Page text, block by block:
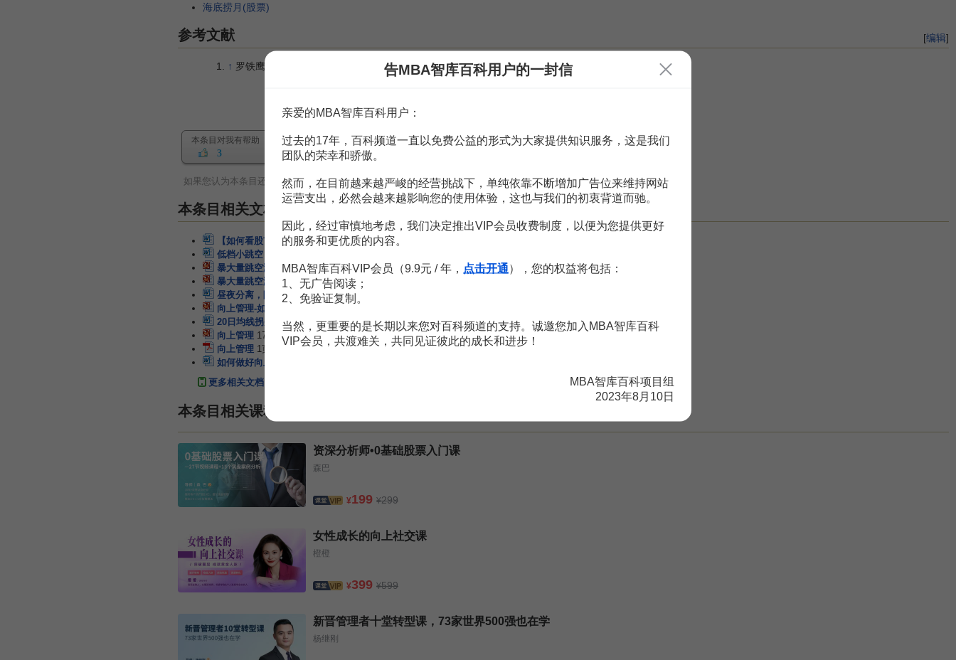
海底捞月(股票)
[编辑]
参考文献
↑ 罗铁鹰.价量分析 四维K线谱[M].上海交通大学出版社,2007.04
本条目对我有帮助
3 赏 MBA智库APP
如果您认为本条目还有待完善，需要补充新内容或修改错误内容，请编辑条目或投诉举报。
本条目相关文档
【如何看股市k线图】三种常见跳空k线形态
低档小跳空
暴大量跳空涨长上影线卖出法 23页
暴大量跳空涨长上影线卖出法 23页
昼夜分离，隔夜跳空与日内反转选股因子.docx
向上管理-如何向上沟通
20日均线拐头向上才是发动大行情的标志 1页
向上管理 17页
向上管理 1页
如何做好向上管理
更多相关文档
本条目相关课程
资深分析师•0基础股票入门课
森巴
¥199 ¥299
女性成长的向上社交课
橙橙
¥399 ¥599
新晋管理者十堂转型课，73家世界500强也在学
杨继刚
告MBA智库百科用户的一封信
亲爱的MBA智库百科用户：
过去的17年，百科频道一直以免费公益的形式为大家提供知识服务，这是我们
团队的荣幸和骄傲。
然而，在目前越来越严峻的经营挑战下，单纯依靠不断增加广告位来维持网站
运营支出，必然会越来越影响您的使用体验，这也与我们的初衷背道而驰。
因此，经过审慎地考虑，我们决定推出VIP会员收费制度，以便为您提供更好
的服务和更优质的内容。
MBA智库百科VIP会员（9.9元 / 年， 点击开通），您的权益将包括：
1、无广告阅读；
2、免验证复制。
当然，更重要的是长期以来您对百科频道的支持。诚邀您加入MBA智库百科
VIP会员，共渡难关，共同见证彼此的成长和进步！
MBA智库百科项目组
2023年8月10日